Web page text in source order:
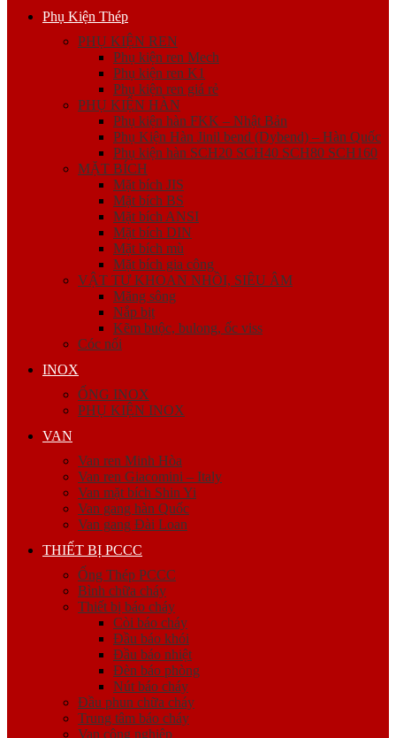
Phụ Kiện Thép
PHỤ KIỆN REN
Phụ kiện ren Mech
Phụ kiện ren K1
Phụ kiện ren giá rẻ
PHỤ KIỆN HÀN
Phụ kiện hàn FKK – Nhật Bản
Phụ Kiện Hàn Jinil bend (Dybend) – Hàn Quốc
Phụ kiện hàn SCH20 SCH40 SCH80 SCH160
MẶT BÍCH
Mặt bích JIS
Mặt bích BS
Mặt bích ANSI
Mặt bích DIN
Mặt bích mù
Mặt bích gia công
VẬT TƯ KHOAN NHỒI, SIÊU ÂM
Măng sông
Nắp bịt
Kẽm buộc, bulong, ốc viss
Cóc nối
INOX
ỐNG INOX
PHỤ KIỆN INOX
VAN
Van ren Minh Hòa
Van ren Giacomini – Italy
Van mặt bích Shin Yi
Van gang hàn Quốc
Van gang Đài Loan
THIẾT BỊ PCCC
Ống Thép PCCC
Bình chữa cháy
Thiết bị báo cháy
Còi báo cháy
Đầu báo khói
Đầu báo nhiệt
Đèn báo phòng
Nút báo cháy
Đầu phun chữa cháy
Trung tâm báo cháy
Van công nghiệp